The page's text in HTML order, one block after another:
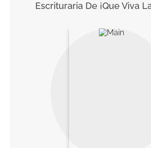
Escrituraria De ¡Que Viva
harry potter